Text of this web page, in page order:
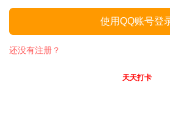
使用QQ账号登
还没有注册？
天天打卡